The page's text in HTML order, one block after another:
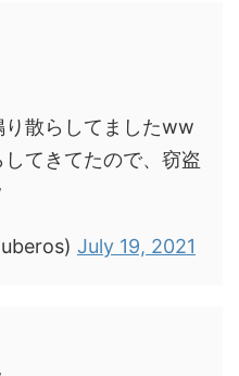
散らしてましたww
てきてたので、窃盗
July 19, 2021